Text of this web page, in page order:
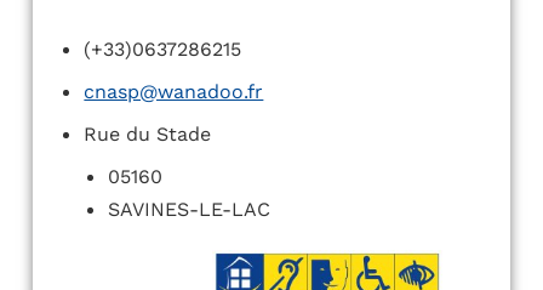
(+33)0637286215
cnasp@wanadoo.fr
Rue du Stade
05160
SAVINES-LE-LAC